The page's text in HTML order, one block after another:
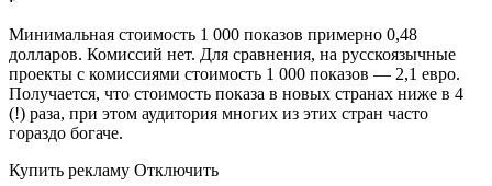
Минимальная стоимость 1 000 показов примерно 0,48
долларов. Комиссий нет. Для сравнения, на русскоязычные
проекты с комиссиями стоимость 1 000 показов — 2,1 евро.
Получается, что стоимость показа в новых странах ниже в 4
(!) раза, при этом аудитория многих из этих стран часто
гораздо богаче.
Купить рекламу Отключить